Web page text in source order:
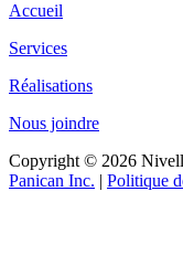
Accueil
Services
Réalisations
Nous joindre
Copyright © 2026
Panican Inc. | Politique